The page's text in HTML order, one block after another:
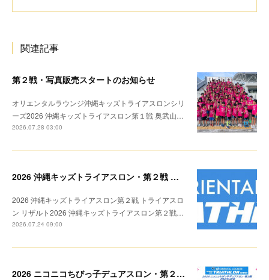
関連記事
第２戦・写真販売スタートのお知らせ
オリエンタルラウンジ沖縄キッズトライアスロンシリ
ーズ2026 沖縄キッズトライアスロン第１戦 奥武山…
2026.07.28 03:00
2026 沖縄キッズトライアスロン・第２戦 リザルト
2026 沖縄キッズトライアスロン第２戦 トライアスロ
ン リザルト2026 沖縄キッズトライアスロン第２戦…
2026.07.24 09:00
2026 ニコニコちびっ子デュアスロン・第２戦 リザルト